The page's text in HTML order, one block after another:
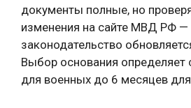
документы полные, но
изменения на сайте МВД РФ —
законодательство
Выбор основания определяет
для военных до 6 месяцев